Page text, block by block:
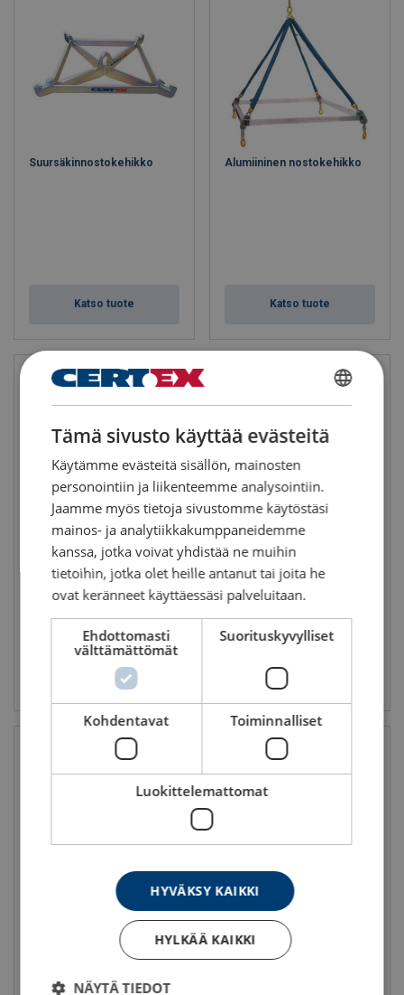
Suursäkinnostokehikko
Katso tuote
Alumiininen nostokehikko
Katso tuote
Kontinnostopuomi tyyppi A ja
Katso tuote
Kontinnostopuomi tyyppi C ja
D
Katso tuote
Monitoiminostopuomi X-lift
Kattotuolien ja
liimapuupalkkien nostin
FINNISH
ENGLISH TRANSLATION
Tämä sivusto käyttää evästeitä
Käytämme evästeitä sisällön, mainosten
personointiin ja liikenteemme analysointiin.
Jaamme myös tietoja sivustomme käytöstäsi
mainos- ja analytiikkakumppaneidemme
kanssa, jotka voivat yhdistää ne muihin
tietoihin, jotka olet heille antanut tai joita he
ovat keränneet käyttäessäsi palveluitaan.
Ehdottomasti
välttämättömät
Suorituskyvylliset
Kohdentavat Toiminnalliset
Luokittelemattomat
HYVÄKSY KAIKKI
HYLKÄÄ KAIKKI
NÄYTÄ TIEDOT